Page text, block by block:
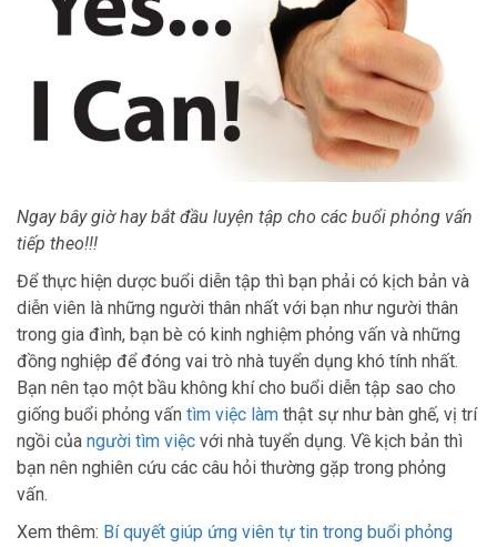
Ngay bây giờ hay bắt đầu luyện tập cho các buổi phỏng vấn
tiếp theo!!!
Để thực hiện dược buổi diễn tập thì bạn phải có kịch bản và
diễn viên là những người thân nhất với bạn như người thân
trong gia đình, bạn bè có kinh nghiệm phỏng vấn và những
đồng nghiệp để đóng vai trò nhà tuyển dụng khó tính nhất.
Bạn nên tạo một bầu không khí cho buổi diễn tập sao cho
giống buổi phỏng vấn tìm việc làm thật sự như bàn ghế, vị trí
ngồi của người tìm việc với nhà tuyển dụng. Về kịch bản thì
bạn nên nghiên cứu các câu hỏi thường gặp trong phỏng
vấn.
Xem thêm: Bí quyết giúp ứng viên tự tin trong buổi phỏng